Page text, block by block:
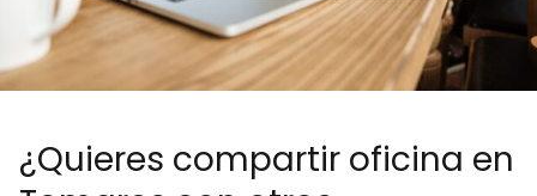
¿Quieres compartir oficina en